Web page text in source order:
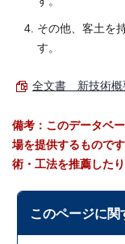
その他、客土を
す。
全文書 新技術概
備考：このデータベ
場を提供するもので
術・工法を推薦した
このページに関